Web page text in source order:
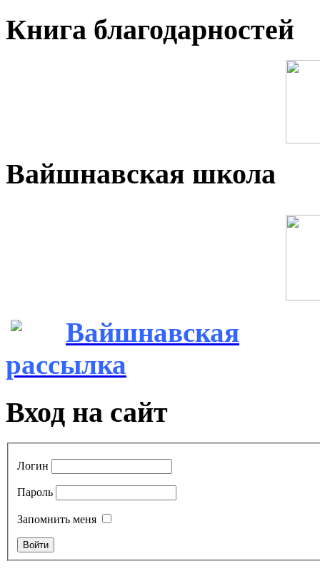
Книга благодарностей
Вайшнавская школа
Вайшнавская
рассылка
Вход на сайт
Логин
Пароль
Запомнить меня